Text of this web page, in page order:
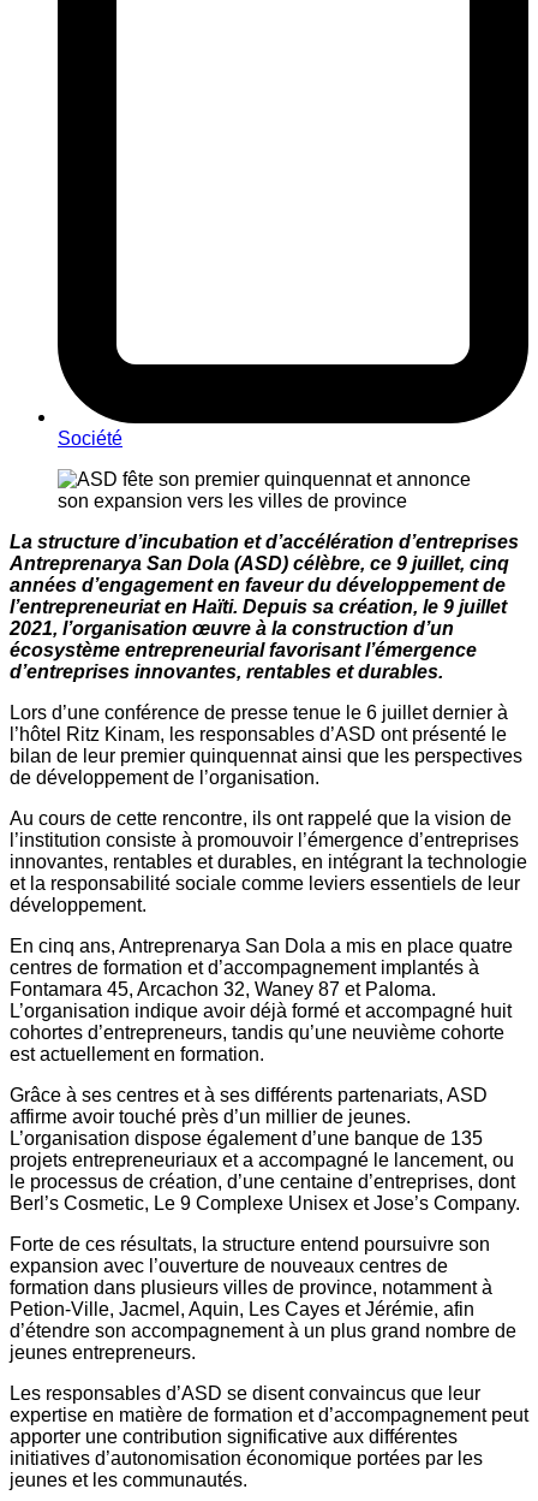
Société
La structure d’incubation et d’accélération d’entreprises
Antreprenarya San Dola (ASD) célèbre, ce 9 juillet, cinq
années d’engagement en faveur du développement de
l’entrepreneuriat en Haïti. Depuis sa création, le 9 juillet
2021, l’organisation œuvre à la construction d’un
écosystème entrepreneurial favorisant l’émergence
d’entreprises innovantes, rentables et durables.
Lors d’une conférence de presse tenue le 6 juillet dernier à
l’hôtel Ritz Kinam, les responsables d’ASD ont présenté le
bilan de leur premier quinquennat ainsi que les perspectives
de développement de l’organisation.
Au cours de cette rencontre, ils ont rappelé que la vision de
l’institution consiste à promouvoir l’émergence d’entreprises
innovantes, rentables et durables, en intégrant la technologie
et la responsabilité sociale comme leviers essentiels de leur
développement.
En cinq ans, Antreprenarya San Dola a mis en place quatre
centres de formation et d’accompagnement implantés à
Fontamara 45, Arcachon 32, Waney 87 et Paloma.
L’organisation indique avoir déjà formé et accompagné huit
cohortes d’entrepreneurs, tandis qu’une neuvième cohorte
est actuellement en formation.
Grâce à ses centres et à ses différents partenariats, ASD
affirme avoir touché près d’un millier de jeunes.
L’organisation dispose également d’une banque de 135
projets entrepreneuriaux et a accompagné le lancement, ou
le processus de création, d’une centaine d’entreprises, dont
Berl’s Cosmetic, Le 9 Complexe Unisex et Jose’s Company.
Forte de ces résultats, la structure entend poursuivre son
expansion avec l’ouverture de nouveaux centres de
formation dans plusieurs villes de province, notamment à
Petion-Ville, Jacmel, Aquin, Les Cayes et Jérémie, afin
d’étendre son accompagnement à un plus grand nombre de
jeunes entrepreneurs.
Les responsables d’ASD se disent convaincus que leur
expertise en matière de formation et d’accompagnement peut
apporter une contribution significative aux différentes
initiatives d’autonomisation économique portées par les
jeunes et les communautés.